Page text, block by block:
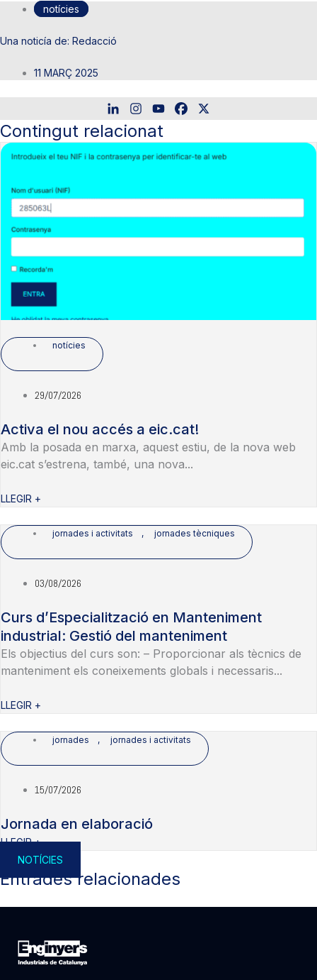
notícies
Redacció
11 MARÇ 2025
Contingut relacionat
notícies
29/07/2026
Activa el nou accés a eic.cat!
Amb la posada en marxa, aquest estiu, de la nova web
eic.cat s’estrena, també, una nova...
LLEGIR +
jornades i activitats , jornades tècniques
03/08/2026
Curs d’Especialització en Manteniment
industrial: Gestió del manteniment
Els objectius del curs son: – Proporcionar als tècnics de
manteniment els coneixements globals i necessaris...
LLEGIR +
jornades , jornades i activitats
15/07/2026
Jornada en elaboració
LLEGIR +
NOTÍCIES
Entrades relacionades